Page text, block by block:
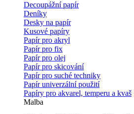
Decoupážní papír
Deníky
Desky na papír
Kusové papíry
Papír pro akryl
Papír pro fix
Papír pro olej
Papír pro skicování
Papír pro suché techniky
Papír univerzální použití
Papíry pro akvarel, temperu a kvaš
Malba